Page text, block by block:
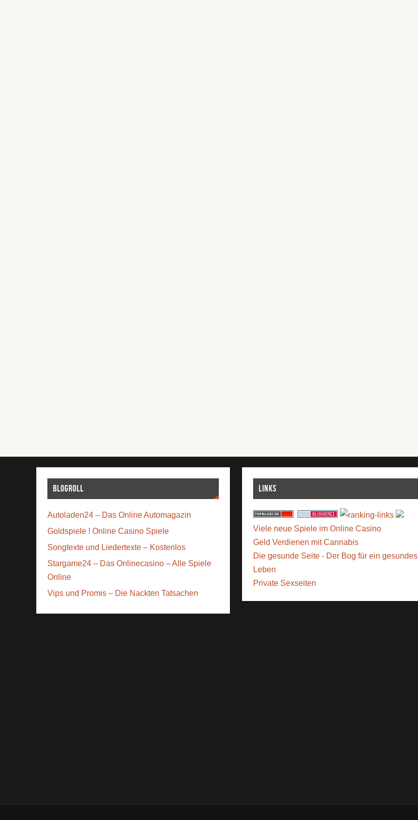
Blogroll
Autoladen24 – Das Online Automagazin
Goldspiele ! Online Casino Spiele
Songtexte und Liedertexte – Kostenlos
Stargame24 – Das Onlinecasino – Alle Spiele
Online
Vips und Promis – Die Nackten Tatsachen
Links
Viele neue Spiele im Online Casino
Geld Verdienen mit Cannabis
Die gesunde Seite - Der Bog für ein gesundes
Leben
Private Sexseiten